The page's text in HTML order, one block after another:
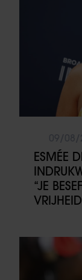
ESMÉE
“JE